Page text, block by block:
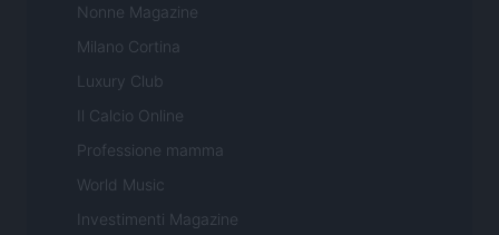
Nonne Magazine
Milano Cortina
Luxury Club
Il Calcio Online
Professione mamma
World Music
Investimenti Magazine